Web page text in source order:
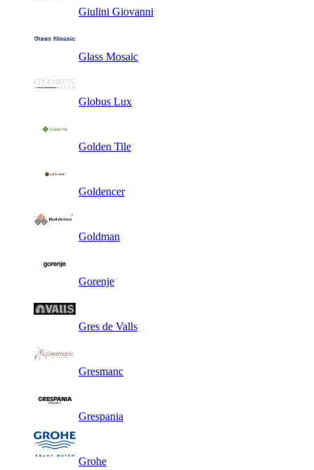
Giulini Giovanni
Glass Mosaic
Globus Lux
Golden Tile
Goldencer
Goldman
Gorenje
Gres de Valls
Gresmanc
Grespania
Grohe